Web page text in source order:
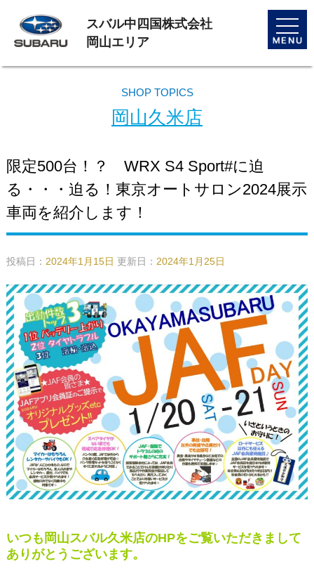
toggle
スバル中四国株式会社
岡山エリア
SHOP TOPICS
岡山久米店
限定500台！？ WRX S4 Sport#に迫
る・・・迫る！東京オートサロン2024展示
車両を紹介します！
投稿日： 2024年1月15日 更新日： 2024年1月25日
いつも岡山スバル久米店のHPをご覧いただきまして
ありがとうございます。